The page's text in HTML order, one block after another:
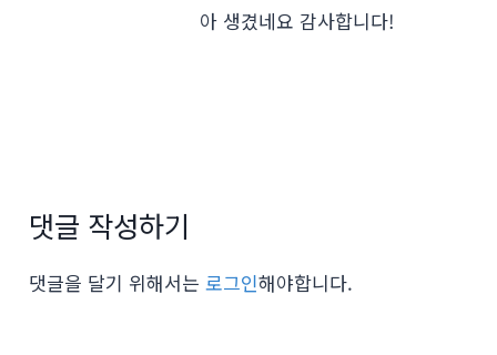
아 생겼네요 감사합니다!
댓글 작성하기
댓글을 달기 위해서는 로그인해야합니다.